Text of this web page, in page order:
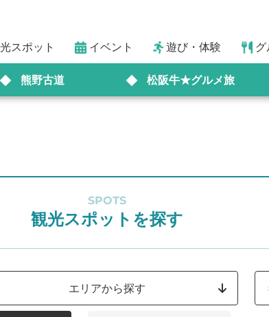
スポット イベント 遊び・体験 グ
熊野古道 松阪牛★グルメ旅
SPOTS
観光スポットを探す
エリアから探す